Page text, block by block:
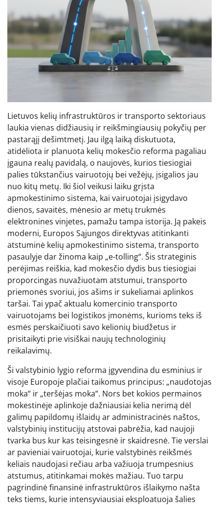
Lietuvos kelių infrastruktūros ir transporto sektoriaus
laukia vienas didžiausių ir reikšmingiausių pokyčių per
pastarąjį dešimtmetį. Jau ilgą laiką diskutuota,
atidėliota ir planuota kelių mokesčio reforma pagaliau
įgauna realų pavidalą, o naujovės, kurios tiesiogiai
palies tūkstančius vairuotojų bei vežėjų, įsigalios jau
nuo kitų metų. Iki šiol veikusi laiku grįsta
apmokestinimo sistema, kai vairuotojai įsigydavo
dienos, savaitės, mėnesio ar metų trukmės
elektronines vinjetes, pamažu tampa istorija. Ją pakeis
moderni, Europos Sąjungos direktyvas atitinkanti
atstuminė kelių apmokestinimo sistema, transporto
pasaulyje dar žinoma kaip „e-tolling“. Šis strateginis
perėjimas reiškia, kad mokesčio dydis bus tiesiogiai
proporcingas nuvažiuotam atstumui, transporto
priemonės svoriui, jos ašims ir sukeliamai aplinkos
taršai. Tai ypač aktualu komercinio transporto
vairuotojams bei logistikos įmonėms, kurioms teks iš
esmės perskaičiuoti savo kelionių biudžetus ir
prisitaikyti prie visiškai naujų technologinių
reikalavimų.
Ši valstybinio lygio reforma įgyvendina du esminius ir
visoje Europoje plačiai taikomus principus: „naudotojas
moka“ ir „teršėjas moka“. Nors bet kokios permainos
mokestinėje aplinkoje dažniausiai kelia nerimą dėl
galimų papildomų išlaidų ar administracinės naštos,
valstybinių institucijų atstovai pabrėžia, kad naujoji
tvarka bus kur kas teisingesnė ir skaidresnė. Tie verslai
ar pavieniai vairuotojai, kurie valstybinės reikšmės
keliais naudojasi rečiau arba važiuoja trumpesnius
atstumus, atitinkamai mokės mažiau. Tuo tarpu
pagrindinė finansinė infrastruktūros išlaikymo našta
teks tiems, kurie intensyviausiai eksploatuoja šalies